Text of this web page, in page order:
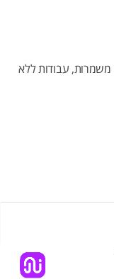
משמרות, עבודות ללא